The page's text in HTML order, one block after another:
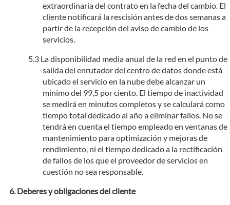
extraordinaria del contrato en la fecha del cambio. El
cliente notificará la rescisión antes de dos semanas a
partir de la recepción del aviso de cambio de los
servicios.
La disponibilidad media anual de la red en el punto de
salida del enrutador del centro de datos donde está
ubicado el servicio en la nube debe alcanzar un
mínimo del 99,5 por ciento. El tiempo de inactividad
se medirá en minutos completos y se calculará como
tiempo total dedicado al año a eliminar fallos. No se
tendrá en cuenta el tiempo empleado en ventanas de
mantenimiento para optimización y mejoras de
rendimiento, ni el tiempo dedicado a la rectificación
de fallos de los que el proveedor de servicios en
cuestión no sea responsable.
Deberes y obligaciones del cliente